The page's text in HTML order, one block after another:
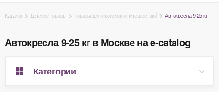
Каталог Детские товары Товары для прогулок и путешествий Автокресла 9-25 кг
Автокресла 9-25 кг в Москве на e-catalog
Категории